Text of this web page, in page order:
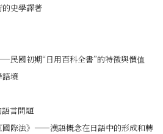
史學譯著
民國初期“日用百科全書”的特徵與價值
語境
言問題
國際法》——漢語概念在日語中的形成和轉